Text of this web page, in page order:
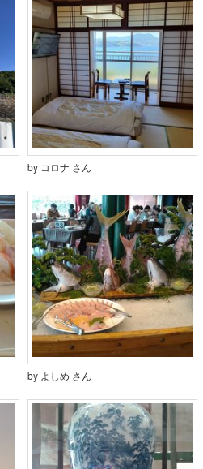
by コロナ さん
by よしめ さん